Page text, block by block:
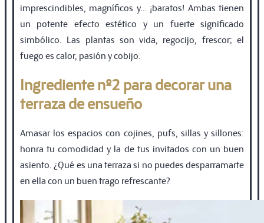
imprescindibles, magníficos y… ¡baratos! Ambas tienen
un potente efecto estético y un fuerte significado
simbólico. Las plantas son vida, regocijo, frescor; el
fuego es calor, pasión y cobijo.
Ingrediente nº2 para decorar una
terraza de ensueño
Amasar los espacios con cojines, pufs, sillas y sillones:
honra tu comodidad y la de tus invitados con un buen
asiento. ¿Qué es una terraza si no puedes desparramarte
en ella con un buen trago refrescante?